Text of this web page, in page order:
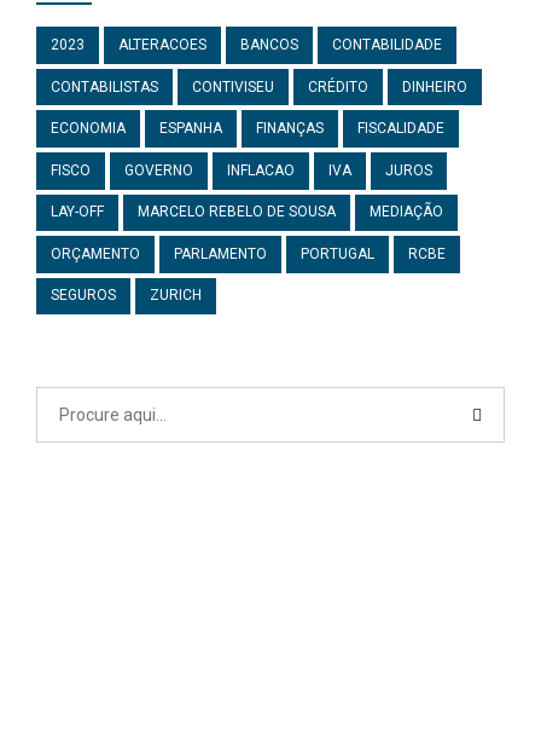
2023 ALTERACOES BANCOS CONTABILIDADE
CONTABILISTAS CONTIVISEU CRÉDITO DINHEIRO
ECONOMIA ESPANHA FINANÇAS FISCALIDADE
FISCO GOVERNO INFLACAO IVA JUROS
LAY-OFF MARCELO REBELO DE SOUSA MEDIAÇÃO
ORÇAMENTO PARLAMENTO PORTUGAL RCBE
SEGUROS ZURICH